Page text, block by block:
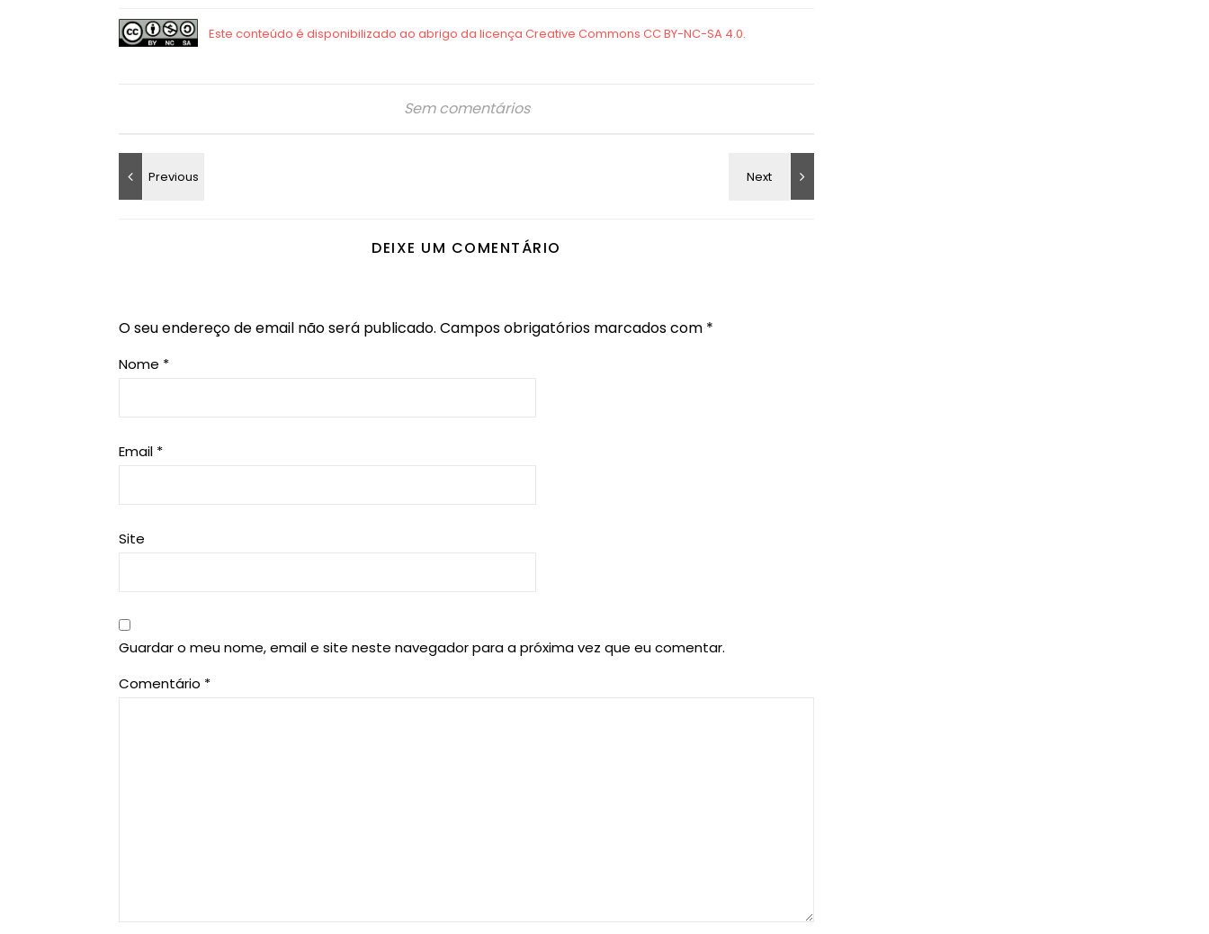
Sem comentários
DEIXE UM COMENTÁRIO
O seu endereço de email não será publicado. Campos obrigatórios marcados com *
Nome *
Email *
Site
Guardar o meu nome, email e site neste navegador para a próxima vez que eu comentar.
Comentário *